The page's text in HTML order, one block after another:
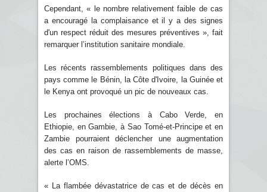
Cependant, « le nombre relativement faible de cas
a encouragé la complaisance et il y a des signes
d'un respect réduit des mesures préventives », fait
remarquer l’institution sanitaire mondiale.
Les récents rassemblements politiques dans des
pays comme le Bénin, la Côte d'Ivoire, la Guinée et
le Kenya ont provoqué un pic de nouveaux cas.
Les prochaines élections à Cabo Verde, en
Ethiopie, en Gambie, à Sao Tomé-et-Principe et en
Zambie pourraient déclencher une augmentation
des cas en raison de rassemblements de masse,
alerte l’OMS.
« La flambée dévastatrice de cas et de décès en